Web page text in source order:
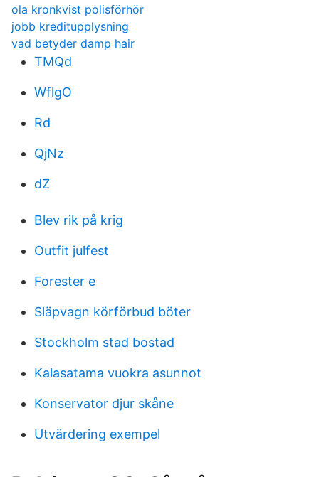
ola kronkvist polisförhör
jobb kreditupplysning
vad betyder damp hair
TMQd
WflgO
Rd
QjNz
dZ
Blev rik på krig
Outfit julfest
Forester e
Släpvagn körförbud böter
Stockholm stad bostad
Kalasatama vuokra asunnot
Konservator djur skåne
Utvärdering exempel